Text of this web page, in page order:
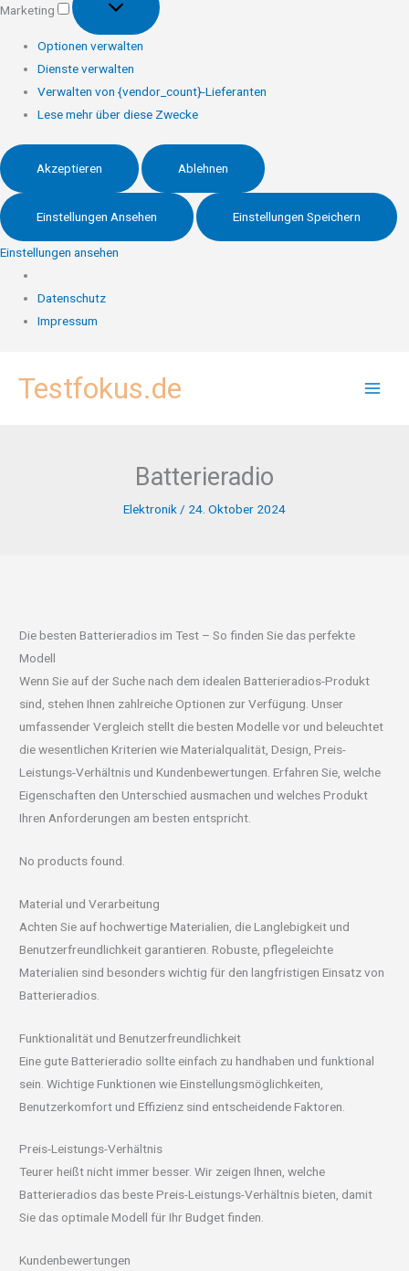
Marketing
Optionen verwalten
Dienste verwalten
Verwalten von {vendor_count}-Lieferanten
Lese mehr über diese Zwecke
Akzeptieren Ablehnen
Einstellungen Ansehen Einstellungen Speichern
Einstellungen ansehen
Datenschutz
Impressum
InhaltTestfokus.de
Batterieradio
Elektronik / 24. Oktober 2024
Die besten Batterieradios im Test – So finden Sie das perfekte
Modell
Wenn Sie auf der Suche nach dem idealen Batterieradios-Produkt
sind, stehen Ihnen zahlreiche Optionen zur Verfügung. Unser
umfassender Vergleich stellt die besten Modelle vor und beleuchtet
die wesentlichen Kriterien wie Materialqualität, Design, Preis-
Leistungs-Verhältnis und Kundenbewertungen. Erfahren Sie, welche
Eigenschaften den Unterschied ausmachen und welches Produkt
Ihren Anforderungen am besten entspricht.
No products found.
Material und Verarbeitung
Achten Sie auf hochwertige Materialien, die Langlebigkeit und
Benutzerfreundlichkeit garantieren. Robuste, pflegeleichte
Materialien sind besonders wichtig für den langfristigen Einsatz von
Batterieradios.
Funktionalität und Benutzerfreundlichkeit
Eine gute Batterieradio sollte einfach zu handhaben und funktional
sein. Wichtige Funktionen wie Einstellungsmöglichkeiten,
Benutzerkomfort und Effizienz sind entscheidende Faktoren.
Preis-Leistungs-Verhältnis
Teurer heißt nicht immer besser. Wir zeigen Ihnen, welche
Batterieradios das beste Preis-Leistungs-Verhältnis bieten, damit
Sie das optimale Modell für Ihr Budget finden.
Kundenbewertungen